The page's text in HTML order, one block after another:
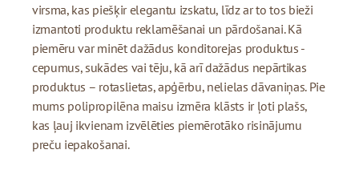
virsma, kas piešķir elegantu izskatu, līdz ar to tos bieži
izmantoti produktu reklamēšanai un pārdošanai. Kā
piemēru var minēt dažādus konditorejas produktus -
cepumus, sukādes vai tēju, kā arī dažādus nepārtikas
produktus – rotaslietas, apģērbu, nelielas dāvaniņas. Pie
mums polipropilēna maisu izmēra klāsts ir ļoti plašs,
kas ļauj ikvienam izvēlēties piemērotāko risinājumu
preču iepakošanai.